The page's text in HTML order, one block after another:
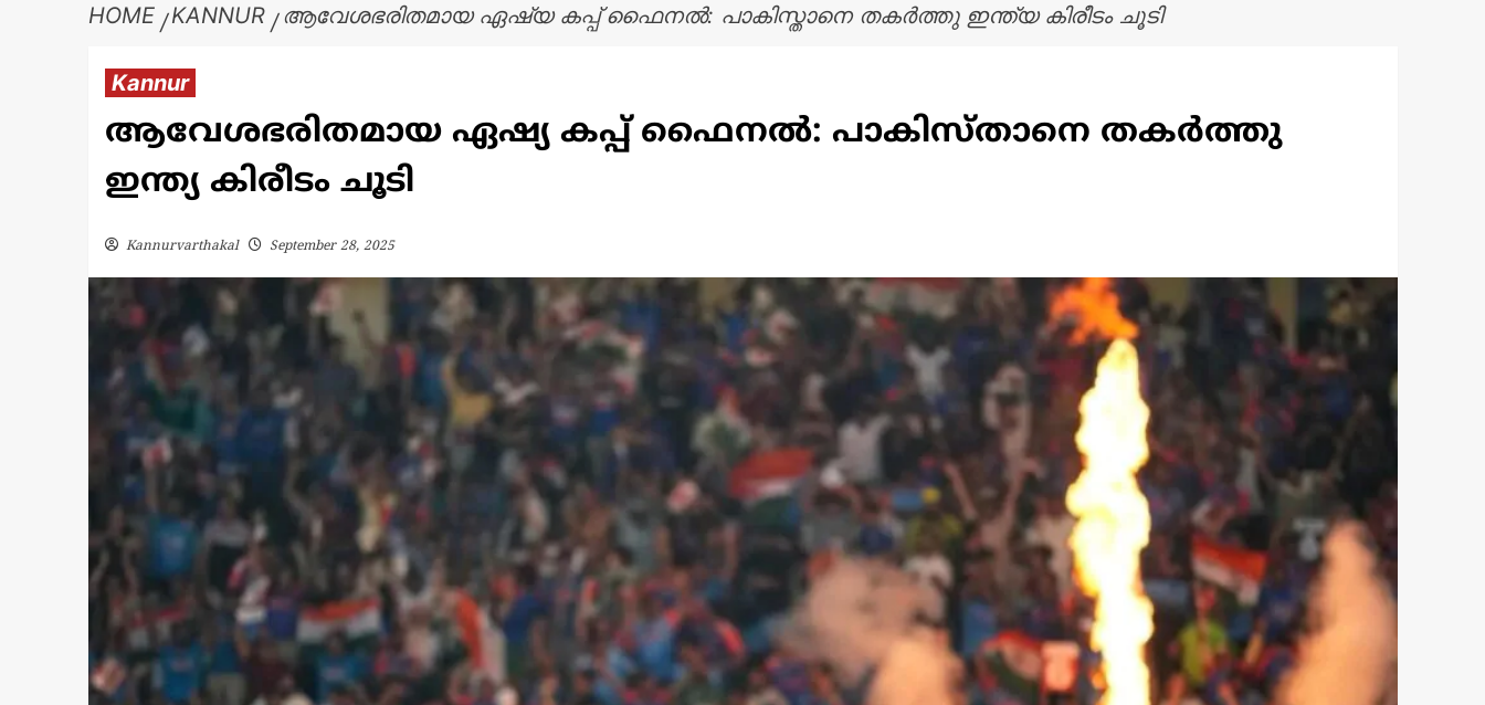
HOME KANNUR ആവേശഭരിതമായ ഏഷ്യ കപ്പ് ഫൈനൽ: പാകിസ്താനെ തകർത്തു ഇന്ത്യ കിരീടം ചൂടി
Kannur
ആവേശഭരിതമായ ഏഷ്യ കപ്പ് ഫൈനൽ: പാകിസ്താനെ തകർത്തു
ഇന്ത്യ കിരീടം ചൂടി
Kannurvarthakal September 28, 2025